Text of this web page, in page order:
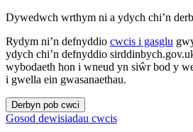
Dywedwch wrthym ni a ydych chi’n
Rydym ni’n defnyddio cwcis i gasglu
ydych chi’n defnyddio
wybodaeth hon i wneud yn siŵr bod y
i gwella ein gwasanaethau.
Derbyn pob cwci
Gosod dewisiadau cwcis